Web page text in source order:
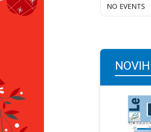
NO EVENTS